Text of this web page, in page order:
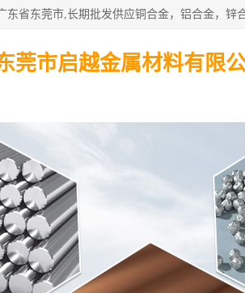
莞市启越金属材料有限